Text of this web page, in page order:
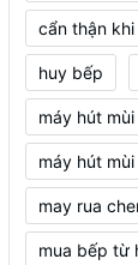
cẩn thận
huy bếp
máy hút mùi
máy hút
may rua
mua bếp từ